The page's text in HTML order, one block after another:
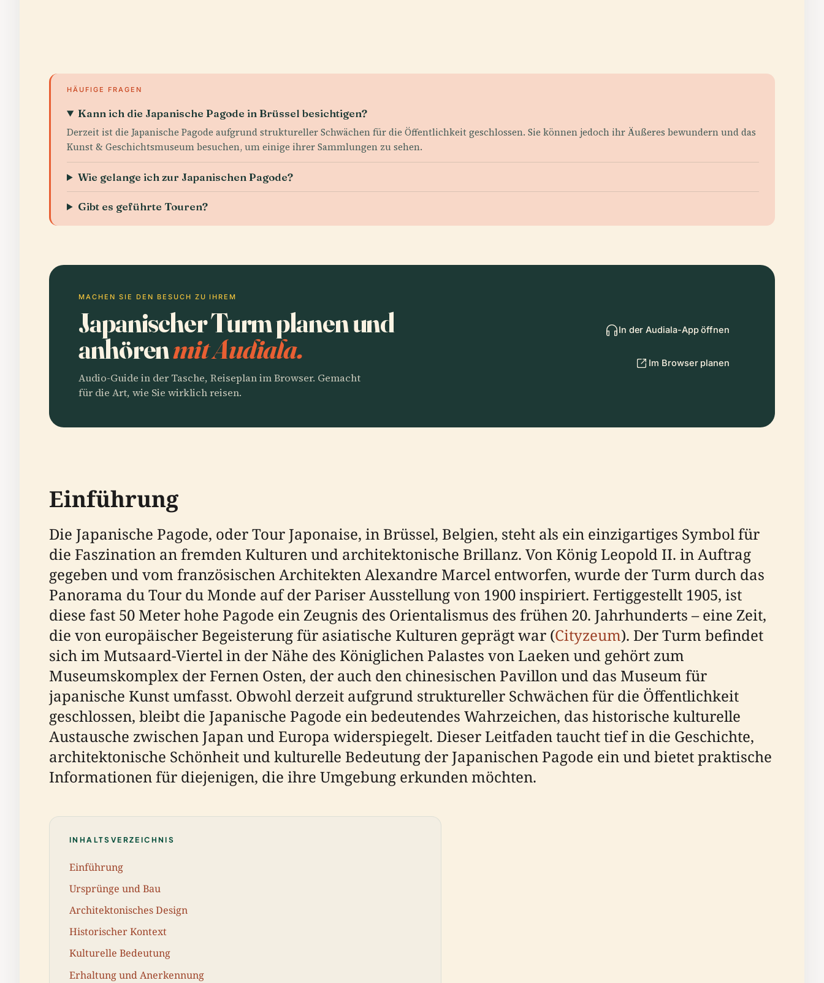
HÄUFIGE FRAGEN
Kann ich die Japanische Pagode in Brüssel besichtigen?
Derzeit ist die Japanische Pagode aufgrund struktureller Schwächen für die Öffentlichkeit geschlossen. Sie können jedoch ihr Äußeres bewundern und das
Kunst & Geschichtsmuseum besuchen, um einige ihrer Sammlungen zu sehen.
Wie gelange ich zur Japanischen Pagode?
Gibt es geführte Touren?
MACHEN SIE DEN BESUCH ZU IHREM
Japanischer Turm planen und
anhörenmit Audiala.
Audio-Guide in der Tasche, Reiseplan im Browser. Gemacht
für die Art, wie Sie wirklich reisen.
In der Audiala-App öffnen
Im Browser planen
Einführung
Die Japanische Pagode, oder Tour Japonaise, in Brüssel, Belgien, steht als ein einzigartiges Symbol für
die Faszination an fremden Kulturen und architektonische Brillanz. Von König Leopold II. in Auftrag
gegeben und vom französischen Architekten Alexandre Marcel entworfen, wurde der Turm durch das
Panorama du Tour du Monde auf der Pariser Ausstellung von 1900 inspiriert. Fertiggestellt 1905, ist
diese fast 50 Meter hohe Pagode ein Zeugnis des Orientalismus des frühen 20. Jahrhunderts – eine Zeit,
die von europäischer Begeisterung für asiatische Kulturen geprägt war (Cityzeum). Der Turm befindet
sich im Mutsaard-Viertel in der Nähe des Königlichen Palastes von Laeken und gehört zum
Museumskomplex der Fernen Osten, der auch den chinesischen Pavillon und das Museum für
japanische Kunst umfasst. Obwohl derzeit aufgrund struktureller Schwächen für die Öffentlichkeit
geschlossen, bleibt die Japanische Pagode ein bedeutendes Wahrzeichen, das historische kulturelle
Austausche zwischen Japan und Europa widerspiegelt. Dieser Leitfaden taucht tief in die Geschichte,
architektonische Schönheit und kulturelle Bedeutung der Japanischen Pagode ein und bietet praktische
Informationen für diejenigen, die ihre Umgebung erkunden möchten.
INHALTSVERZEICHNIS
Einführung
Ursprünge und Bau
Architektonisches Design
Historischer Kontext
Kulturelle Bedeutung
Erhaltung und Anerkennung